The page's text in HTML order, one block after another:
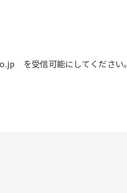
を受信可能にしてください。